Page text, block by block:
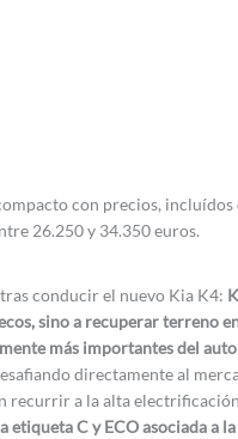
con precios, incluídos
26.250 y 34.350 euros.
conducir el nuevo Kia K4:
sino a recuperar terreno
más importantes del
directamente al
recurrir a la alta
etiqueta C y ECO asociada a